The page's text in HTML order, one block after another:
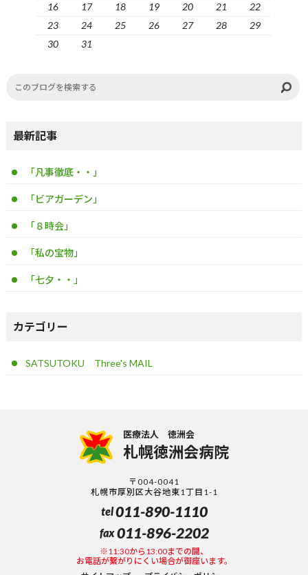
16
17 18 19 20 21
22
23
24 25 26 27 28
29
30
31
最新記事
「凡事徹底・・」
「ビアガーデン」
「８時会」
「私の宝物」
「七夕・・」
カテゴリー
SATSUTOKU Three's MAIL
医療法人 徳洲会
札幌徳洲会病院
〒004-0041
札幌市厚別区大谷地東1丁目1-1
tel011-890-1110
fax011-896-2202
※11:30から13:00までの間、
お電話が繋がりにくい場合が御座います。